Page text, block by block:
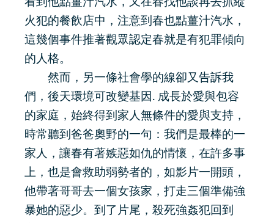
火犯的餐飲店中，注意到春也點薑汁汽水，
這幾個事件推著觀眾認定春就是有犯罪傾向
的人格。
然而，另一條社會學的線卻又告訴我
們，後天環境可改變基因. 成長於愛與包容
的家庭，始終得到家人無條件的愛與支持，
時常聽到爸爸奧野的一句：我們是最棒的一
家人，讓春有著嫉惡如仇的情懷，在許多事
上，也是會救助弱勢者的，如影片一開頭，
他帶著哥哥去一個女孩家，打走三個準備強
暴她的惡少。到了片尾，殺死強姦犯回到